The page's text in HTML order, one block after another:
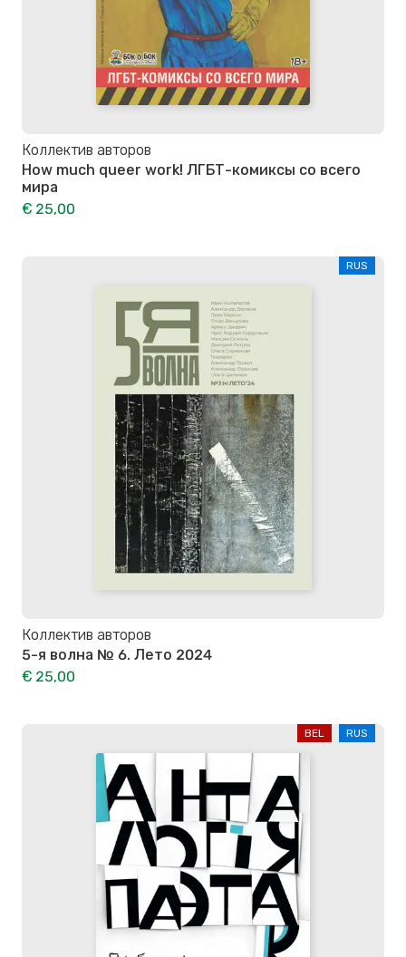
Коллектив авторов
How much queer work! ЛГБТ-комиксы со всего
мира
€ 25,00
RUS
Коллектив авторов
5-я волна № 6. Лето 2024
€ 25,00
BEL RUS